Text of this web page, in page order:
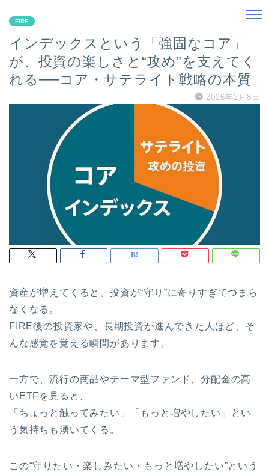
FIRE
インデックスという「強固なコア」
が、投資の楽しさと“攻め”を支えてく
れる──コア・サテライト戦略の本質
2026年2月8日
資産が増えてくると、投資が“守り”に寄りすぎてつまら
なくなる。
FIRE後の投資家や、長期投資が進んできた人ほど、そ
んな感覚を覚える瞬間があります。
一方で、流行の商品やテーマ型ファンド、分配金の高
いETFを見ると、
「ちょっと触ってみたい」「もっと増やしたい」とい
う気持ちも湧いてくる。
この“守りたい・楽しみたい・もっと増やしたい”という